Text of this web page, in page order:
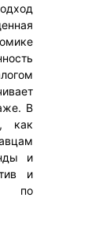
В
как
и
и
по